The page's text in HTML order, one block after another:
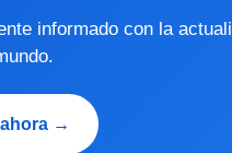
informado con la
→